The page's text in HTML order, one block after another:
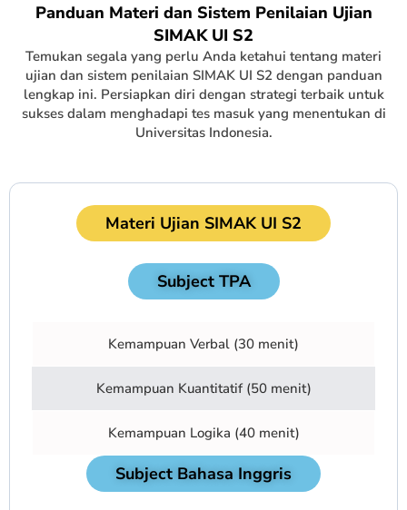
Panduan Materi dan Sistem Penilaian Ujian
SIMAK UI S2
Temukan segala yang perlu Anda ketahui tentang materi
ujian dan sistem penilaian SIMAK UI S2 dengan panduan
lengkap ini. Persiapkan diri dengan strategi terbaik untuk
sukses dalam menghadapi tes masuk yang menentukan di
Universitas Indonesia.
Materi Ujian SIMAK UI S2
Subject TPA
Kemampuan Verbal (30 menit)
Kemampuan Kuantitatif (50 menit)
Kemampuan Logika (40 menit)
Subject Bahasa Inggris